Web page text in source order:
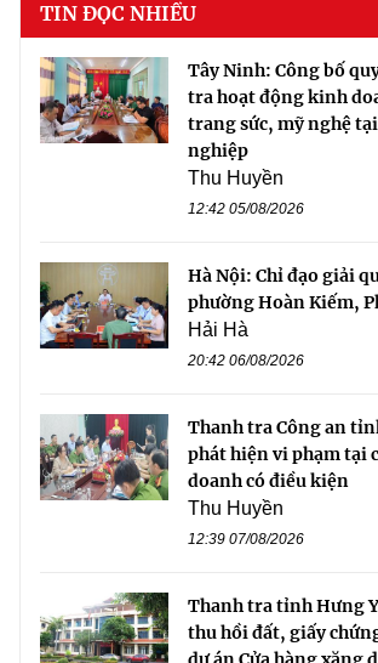
TIN ĐỌC NHIỀU
Tây Ninh: Công bố
tra hoạt động kinh
trang sức, mỹ nghệ
nghiệp
Thu Huyền
12:42 05/08/2026
Hà Nội: Chỉ đạo giải
phường Hoàn Kiếm,
Hải Hà
20:42 06/08/2026
Thanh tra Công an
phát hiện vi phạm tại
doanh có điều kiện
Thu Huyền
12:39 07/08/2026
Thanh tra tỉnh Hưng
thu hồi đất, giấy